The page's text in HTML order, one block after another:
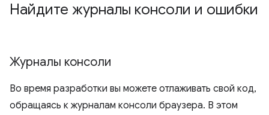
Найдите журналы консоли и ошибки
Журналы консоли
Во время разработки вы можете отлаживать свой код,
обращаясь к журналам консоли браузера. В этом